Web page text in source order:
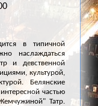
в типичной
наслаждаться
и девственной
культурой,
Белянские
частью
Татр.